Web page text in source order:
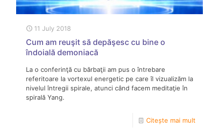
11 July 2018
Cum am reuşit să depăşesc cu bine o
îndoială demoniacă
La o conferinţă cu bărbaţii am pus o întrebare
referitoare la vortexul energetic pe care îl vizualizăm la
nivelul întregii spirale, atunci când facem meditaţie în
spirală Yang.
Citește mai mult